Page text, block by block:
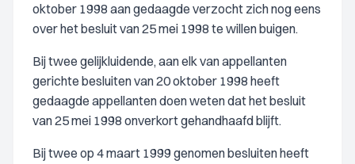
oktober 1998 aan gedaagde verzocht zich nog eens
over het besluit van 25 mei 1998 te willen buigen.
Bij twee gelijkluidende, aan elk van appellanten
gerichte besluiten van 20 oktober 1998 heeft
gedaagde appellanten doen weten dat het besluit
van 25 mei 1998 onverkort gehandhaafd blijft.
Bij twee op 4 maart 1999 genomen besluiten heeft